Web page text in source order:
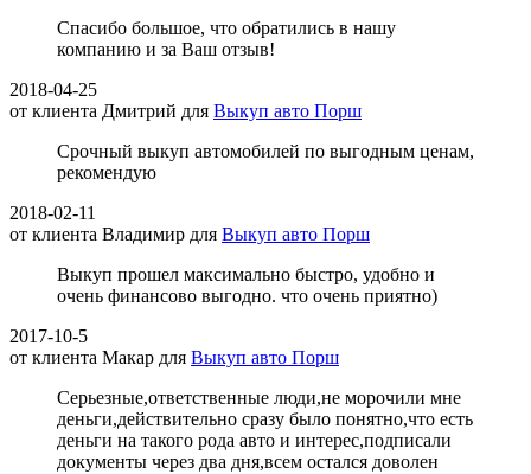
Спасибо большое, что обратились в нашу
компанию и за Ваш отзыв!
2018-04-25
от клиента Дмитрий для Выкуп авто Порш
Срочный выкуп автомобилей по выгодным ценам,
рекомендую
2018-02-11
от клиента Владимир для Выкуп авто Порш
Выкуп прошел максимально быстро, удобно и
очень финансово выгодно. что очень приятно)
2017-10-5
от клиента Макар для Выкуп авто Порш
Серьезные,ответственные люди,не морочили мне
деньги,действительно сразу было понятно,что есть
деньги на такого рода авто и интерес,подписали
документы через два дня,всем остался доволен